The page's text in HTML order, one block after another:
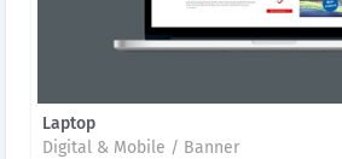
Laptop
Digital & Mobile / Banner